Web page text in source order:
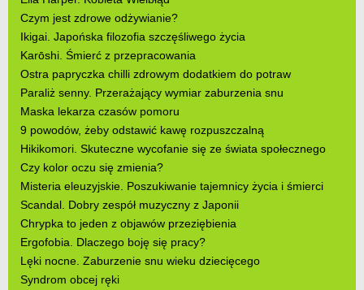
Czym jest zdrowe odżywianie?
Ikigai. Japońska filozofia szczęśliwego życia
Karōshi. Śmierć z przepracowania
Ostra papryczka chilli zdrowym dodatkiem do potraw
Paraliż senny. Przerażający wymiar zaburzenia snu
Maska lekarza czasów pomoru
9 powodów, żeby odstawić kawę rozpuszczalną
Hikikomori. Skuteczne wycofanie się ze świata społecznego
Czy kolor oczu się zmienia?
Misteria eleuzyjskie. Poszukiwanie tajemnicy życia i śmierci
Scandal. Dobry zespół muzyczny z Japonii
Chrypka to jeden z objawów przeziębienia
Ergofobia. Dlaczego boję się pracy?
Lęki nocne. Zaburzenie snu wieku dziecięcego
Syndrom obcej ręki